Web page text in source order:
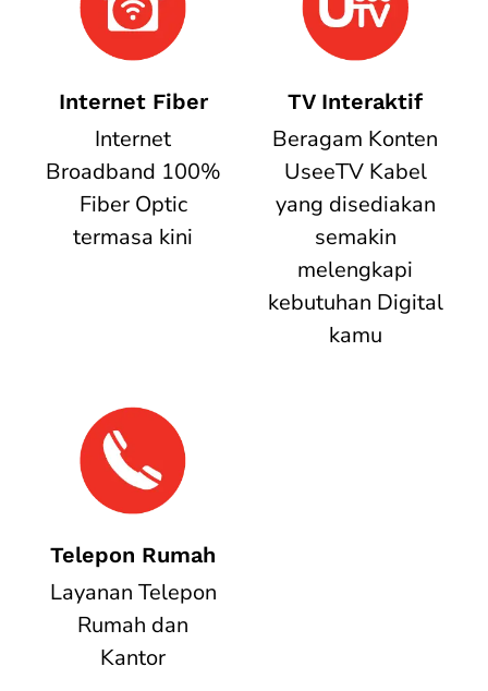
Internet Fiber
Internet
Broadband 100%
Fiber Optic
termasa kini
TV Interaktif
Beragam Konten
UseeTV Kabel
yang disediakan
semakin
melengkapi
kebutuhan Digital
kamu
Telepon Rumah
Layanan Telepon
Rumah dan
Kantor